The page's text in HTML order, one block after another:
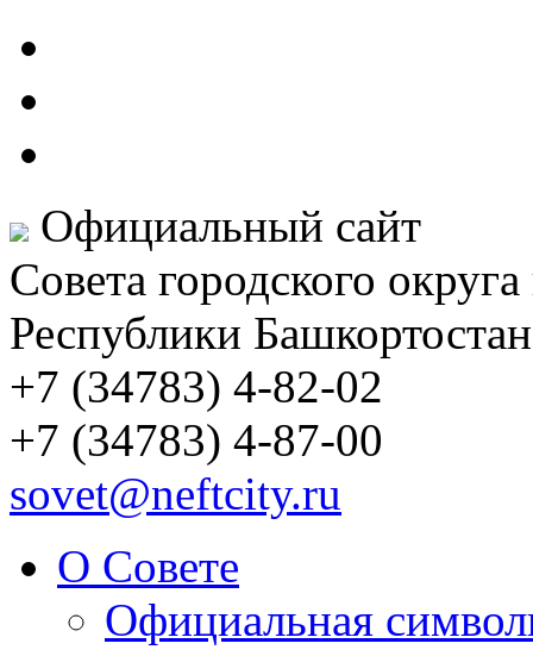
Официальный сайт
Совета городского
Республики Башкортостан
+7 (34783) 4-82-02
+7 (34783) 4-87-00
sovet@neftcity.ru
О Совете
Официальная